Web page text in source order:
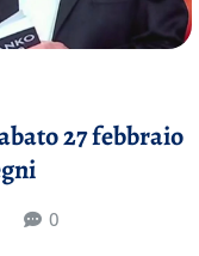
27 febbraio
0